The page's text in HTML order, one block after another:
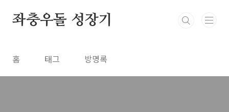
좌충우돌 성장기
홈 태그 방명록